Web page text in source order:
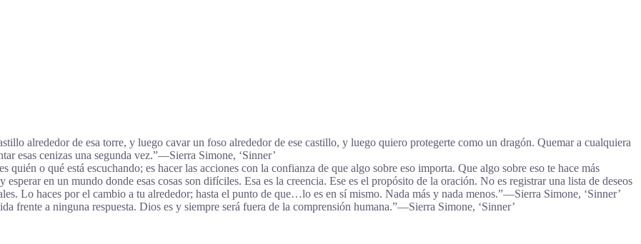
alrededor de esa torre, y luego cavar un foso alrededor de ese castillo, y luego quiero protegerte como un dragón. Quemar a cualquiera
esas cenizas una segunda vez.”―Sierra Simone, ‘Sinner’
quién o qué está escuchando; es hacer las acciones con la confianza de que algo sobre eso importa. Que algo sobre eso te hace más
en un mundo donde esas cosas son difíciles. Esa es la creencia. Ese es el propósito de la oración. No es registrar una lista de deseos
Lo haces por el cambio a tu alrededor; hasta el punto de que…lo es en sí mismo. Nada más y nada menos.”―Sierra Simone, ‘Sinner’
frente a ninguna respuesta. Dios es y siempre será fuera de la comprensión humana.”―Sierra Simone, ‘Sinner’